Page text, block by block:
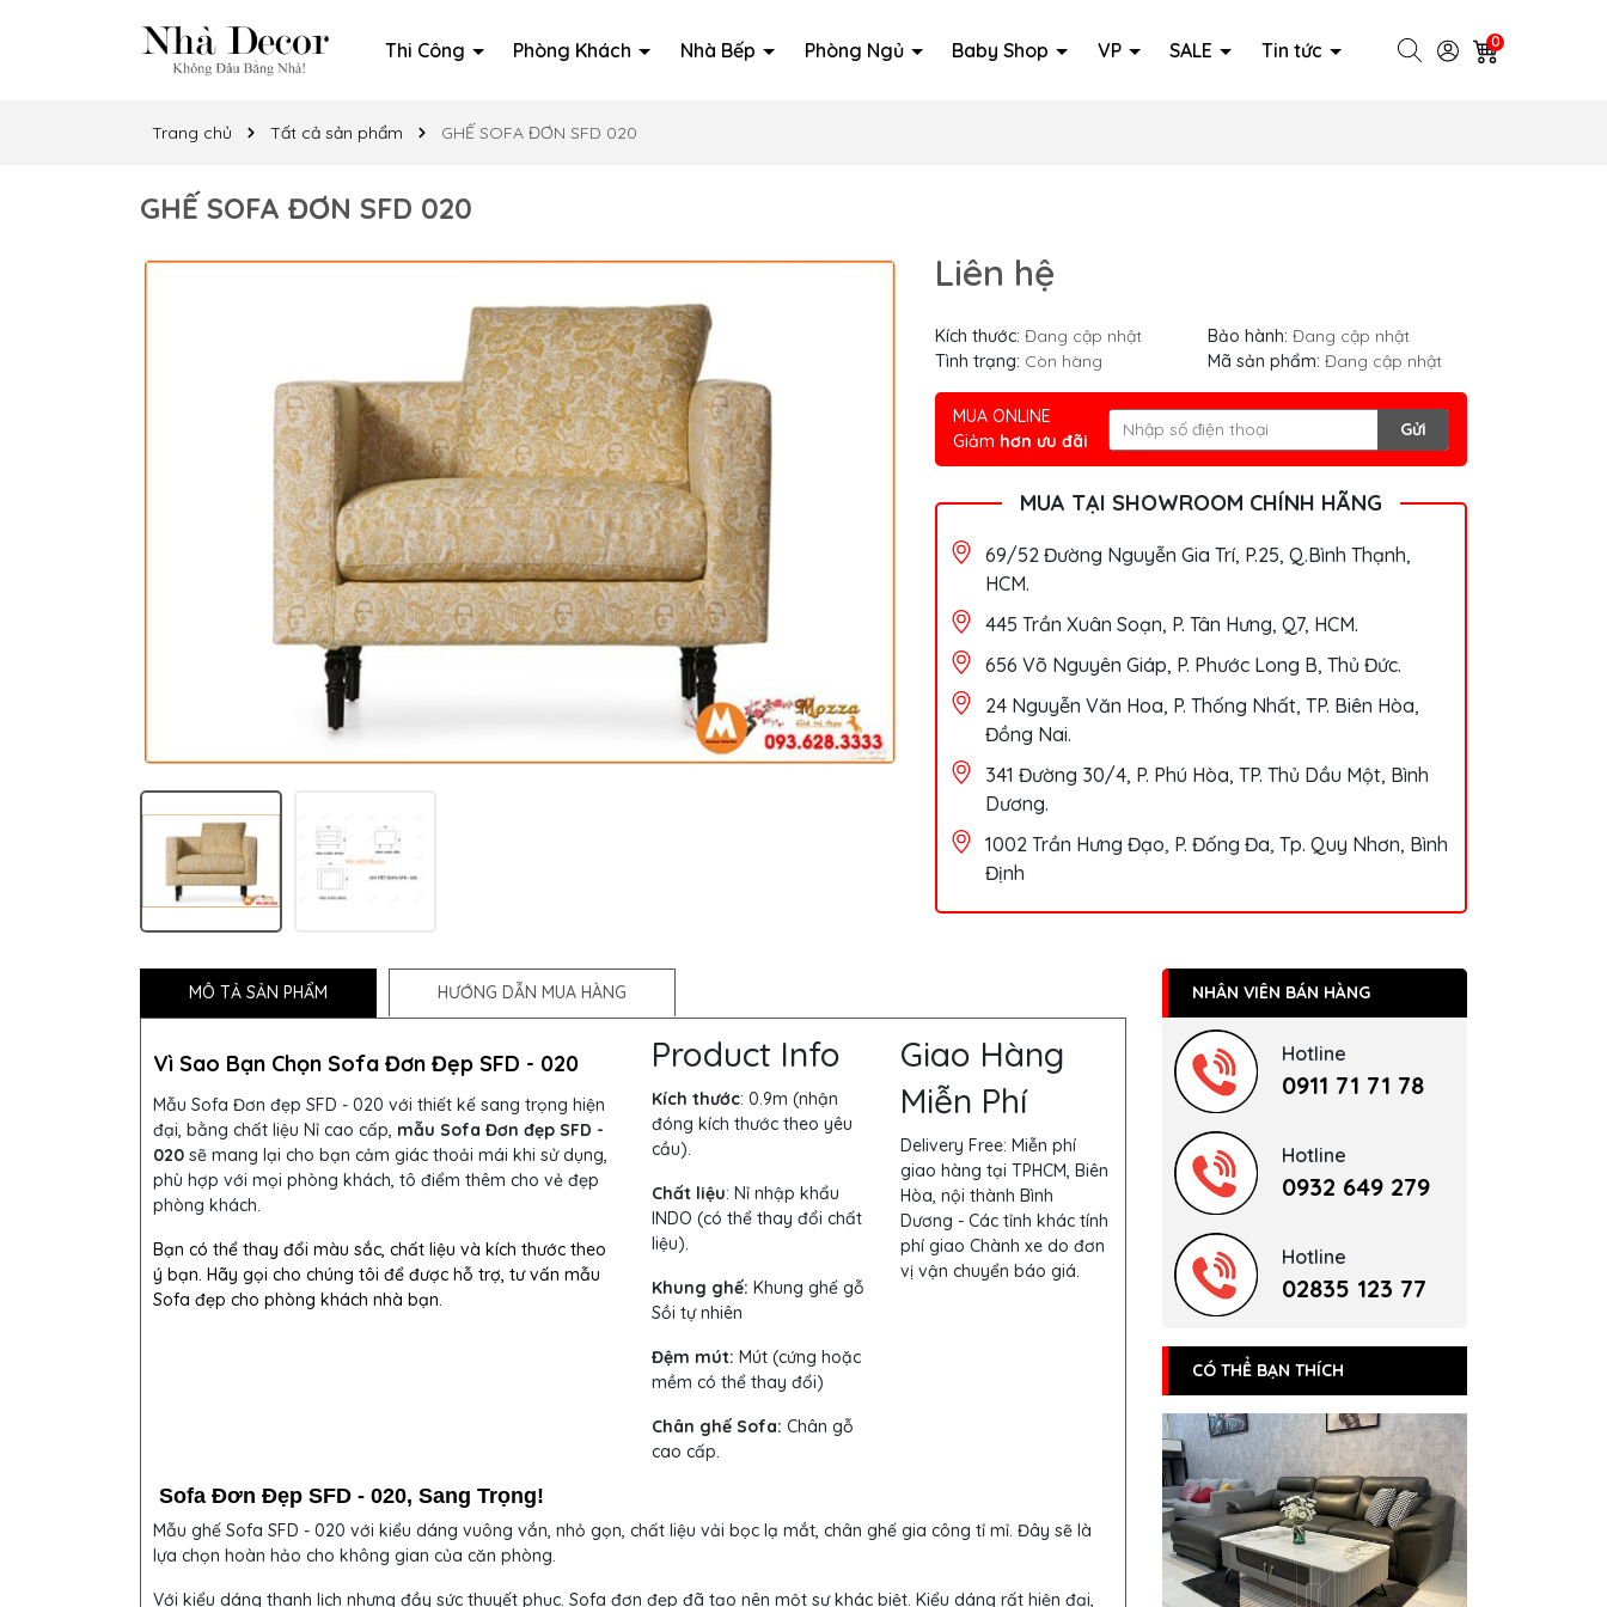
Thi Công Phòng Khách Nhà Bếp Phòng Ngủ Baby Shop VP SALE Tin tức 0
Trang chủ Tất cả sản phẩm GHẾ SOFA ĐƠN SFD 020
GHẾ SOFA ĐƠN SFD 020
Liên hệ
Kích thước: Đang cập nhật Bảo hành: Đang cập nhật
Tình trạng: Còn hàng Mã sản phẩm: Đang cập nhật
MUA ONLINE
Giảm hơn ưu đãi
Gửi
MUA TẠI SHOWROOM CHÍNH HÃNG
69/52 Đường Nguyễn Gia Trí, P.25, Q.Bình Thạnh,
HCM.
445 Trần Xuân Soạn, P. Tân Hưng, Q7, HCM.
656 Võ Nguyên Giáp, P. Phước Long B, Thủ Đức.
24 Nguyễn Văn Hoa, P. Thống Nhất, TP. Biên Hòa,
Đồng Nai.
341 Đường 30/4, P. Phú Hòa, TP. Thủ Dầu Một, Bình
Dương.
1002 Trần Hưng Đạo, P. Đống Đa, Tp. Quy Nhơn, Bình
Định
MÔ TẢ SẢN PHẨM HƯỚNG DẪN MUA HÀNG
Vì Sao Bạn Chọn Sofa Đơn Đẹp SFD - 020
Mẫu Sofa Đơn đẹp SFD - 020 với thiết kế sang trọng hiện
đại, bằng chất liệu Nỉ cao cấp, mẫu Sofa Đơn đẹp SFD -
020 sẽ mang lại cho bạn cảm giác thoải mái khi sử dụng,
phù hợp với mọi phòng khách, tô điểm thêm cho vẻ đẹp
phòng khách.
Bạn có thể thay đổi màu sắc, chất liệu và kích thước theo
ý bạn. Hãy gọi cho chúng tôi để được hỗ trợ, tư vấn mẫu
Sofa đẹp cho phòng khách nhà bạn.
Product Info
Kích thước: 0.9m (nhận
đóng kích thước theo yêu
cầu).
Chất liệu: Nỉ nhập khẩu
INDO (có thể thay đổi chất
liệu).
Khung ghế: Khung ghế gỗ
Sồi tự nhiên
Đệm mút: Mút (cứng hoặc
mềm có thể thay đổi)
Chân ghế Sofa: Chân gỗ
cao cấp.
Giao Hàng
Miễn Phí
Delivery Free: Miễn phí
giao hàng tại TPHCM, Biên
Hòa, nội thành Bình
Dương - Các tỉnh khác tính
phí giao Chành xe do đơn
vị vận chuyển báo giá.
Sofa Đơn Đẹp SFD - 020, Sang Trọng!
Mẫu ghế Sofa SFD - 020 với kiểu dáng vuông vắn, nhỏ gọn, chất liệu vải bọc lạ mắt, chân ghế gia công tỉ mỉ. Đây sẽ là
lựa chọn hoàn hảo cho không gian của căn phòng.
Với kiểu dáng thanh lịch nhưng đầy sức thuyết phục. Sofa đơn đẹp đã tạo nên một sự khác biệt. Kiểu dáng rất hiện đại,
NHÂN VIÊN BÁN HÀNG
Hotline
0911 71 71 78
Hotline
0932 649 279
Hotline
02835 123 77
CÓ THỂ BẠN THÍCH